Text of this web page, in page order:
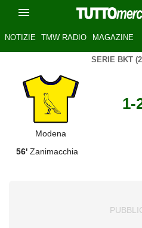
NOTIZIE TMW RADIO MAGAZINE
SERIE BKT
Modena
1-
56' Zanimacchia